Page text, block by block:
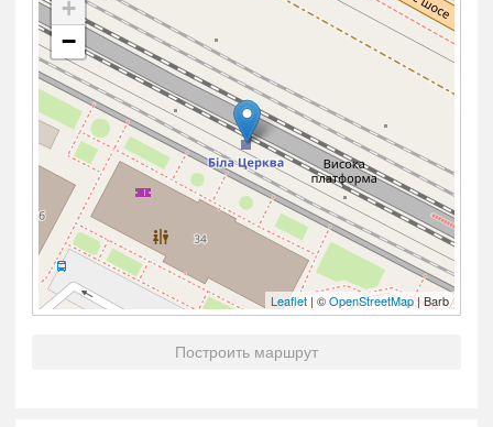
+
−
Leaflet | ©OpenStreetMap| Barb
Построить маршрут